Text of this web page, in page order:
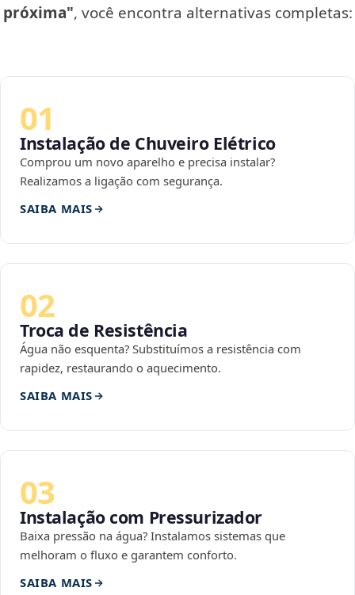
próxima", você encontra alternativas completas:
01
Instalação de Chuveiro Elétrico
Comprou um novo aparelho e precisa instalar?
Realizamos a ligação com segurança.
SAIBA MAIS
02
Troca de Resistência
Água não esquenta? Substituímos a resistência com
rapidez, restaurando o aquecimento.
SAIBA MAIS
03
Instalação com Pressurizador
Baixa pressão na água? Instalamos sistemas que
melhoram o fluxo e garantem conforto.
SAIBA MAIS